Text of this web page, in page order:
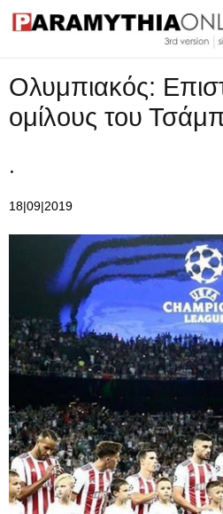
Ολυμπιακός:
ομίλους του
.
18|09|2019